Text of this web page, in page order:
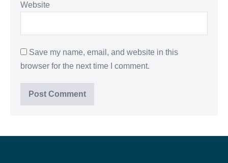
Website
Save my name, email, and website in this
browser for the next time I comment.